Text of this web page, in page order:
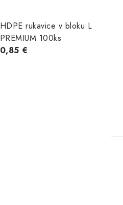
HDPE rukavice v bloku L
PREMIUM 100ks
0,85 €